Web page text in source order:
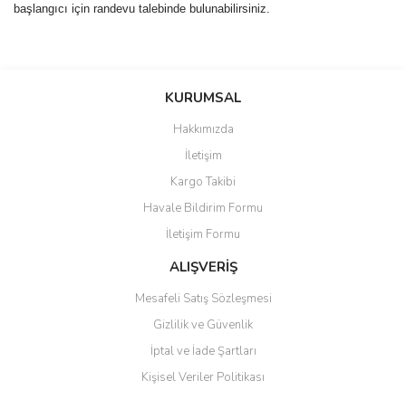
başlangıcı için randevu talebinde bulunabilirsiniz.
Bu ürüne ilk yorumu siz yapın!
Yorum Yaz
Ürün resmi kalitesiz, bozuk veya görüntülenemiyor.
Ürün açıklamasında eksik bilgiler bulunuyor.
Ürün bilgilerinde hatalar bulunuyor.
Ürün fiyatı diğer sitelerden daha pahalı.
Bu ürüne benzer farklı alternatifler olmalı.
Gönder
KURUMSAL
Hakkımızda
İletişim
Kargo Takibi
Havale Bildirim Formu
İletişim Formu
ALIŞVERİŞ
Mesafeli Satış Sözleşmesi
Gizlilik ve Güvenlik
İptal ve İade Şartları
Kişisel Veriler Politikası